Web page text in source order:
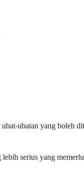
ubatan yang
serius yang